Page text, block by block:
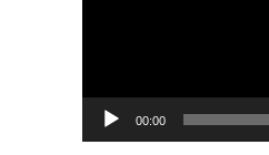
00:00